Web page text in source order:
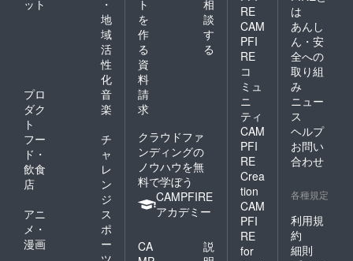
ット
・
地
域
活
性
化
プロ
ダク
ト
音
楽
フー
ド・
飲食
店
チ
ャ
レ
ン
ジ
アニ
メ・
漫画
ス
ポ
ー
ト
を
作
る
相
談
す
る
資
料
請
求
クラウドファ
ンディングの
ノウハウを無
料で学ぼう
CAMPFIRE
アカデミー
CA
説
RE
CAM
PFI
RE
コ
ミュ
ニ
ティ
CAM
PFI
RE
Crea
tion
CAM
PFI
RE
for
は
あんし
ん・安
全への
取り組
み
ニュー
ス
ヘルプ
お問い
合わせ
各種規定
利用規
約
細則